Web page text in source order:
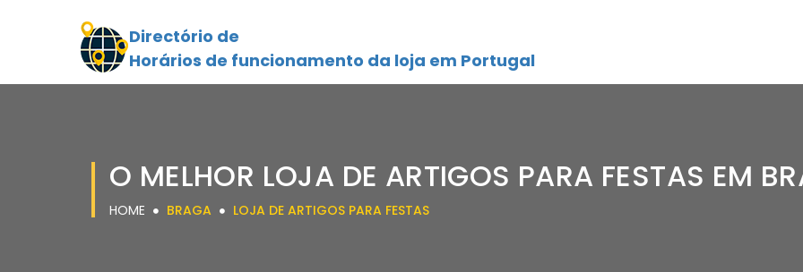
Directório de
Horários de funcionamento da loja em Portugal
O MELHOR LOJA DE ARTIGOS PARA FESTAS EM
HOME BRAGA LOJA DE ARTIGOS PARA FESTAS